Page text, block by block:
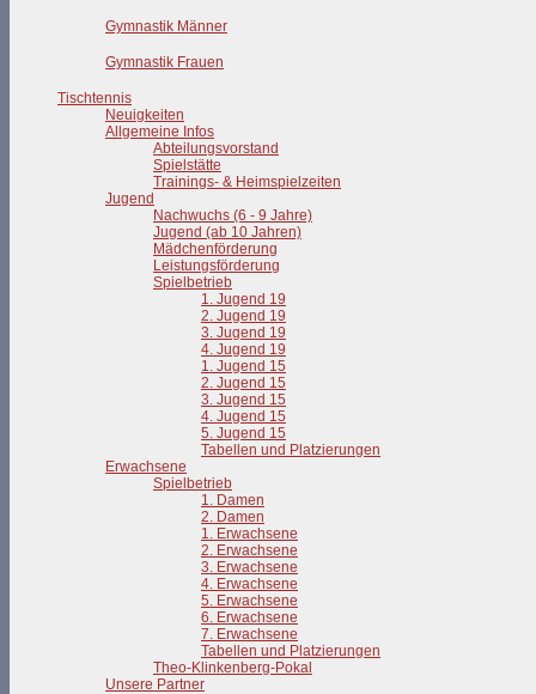
Gymnastik Männer
Gymnastik Frauen
Tischtennis
Neuigkeiten
Allgemeine Infos
Abteilungsvorstand
Spielstätte
Trainings- & Heimspielzeiten
Jugend
Nachwuchs (6 - 9 Jahre)
Jugend (ab 10 Jahren)
Mädchenförderung
Leistungsförderung
Spielbetrieb
1. Jugend 19
2. Jugend 19
3. Jugend 19
4. Jugend 19
1. Jugend 15
2. Jugend 15
3. Jugend 15
4. Jugend 15
5. Jugend 15
Tabellen und Platzierungen
Erwachsene
Spielbetrieb
1. Damen
2. Damen
1. Erwachsene
2. Erwachsene
3. Erwachsene
4. Erwachsene
5. Erwachsene
6. Erwachsene
7. Erwachsene
Tabellen und Platzierungen
Theo-Klinkenberg-Pokal
Unsere Partner